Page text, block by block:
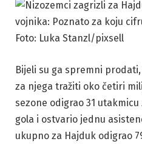
Foto: Luka Stanzl/pixsell
Bijeli su ga spremni
za njega tražiti oko četiri
sezone odigrao 31
gola i ostvario jednu
ukupno za Hajduk odigrao